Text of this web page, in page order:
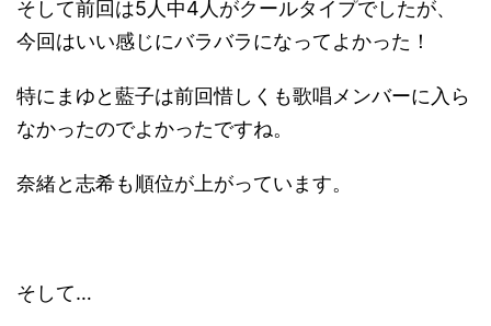
そして前回は5人中4人がクールタイプでしたが、
今回はいい感じにバラバラになってよかった！
特にまゆと藍子は前回惜しくも歌唱メンバーに入ら
なかったのでよかったですね。
奈緒と志希も順位が上がっています。
そして…